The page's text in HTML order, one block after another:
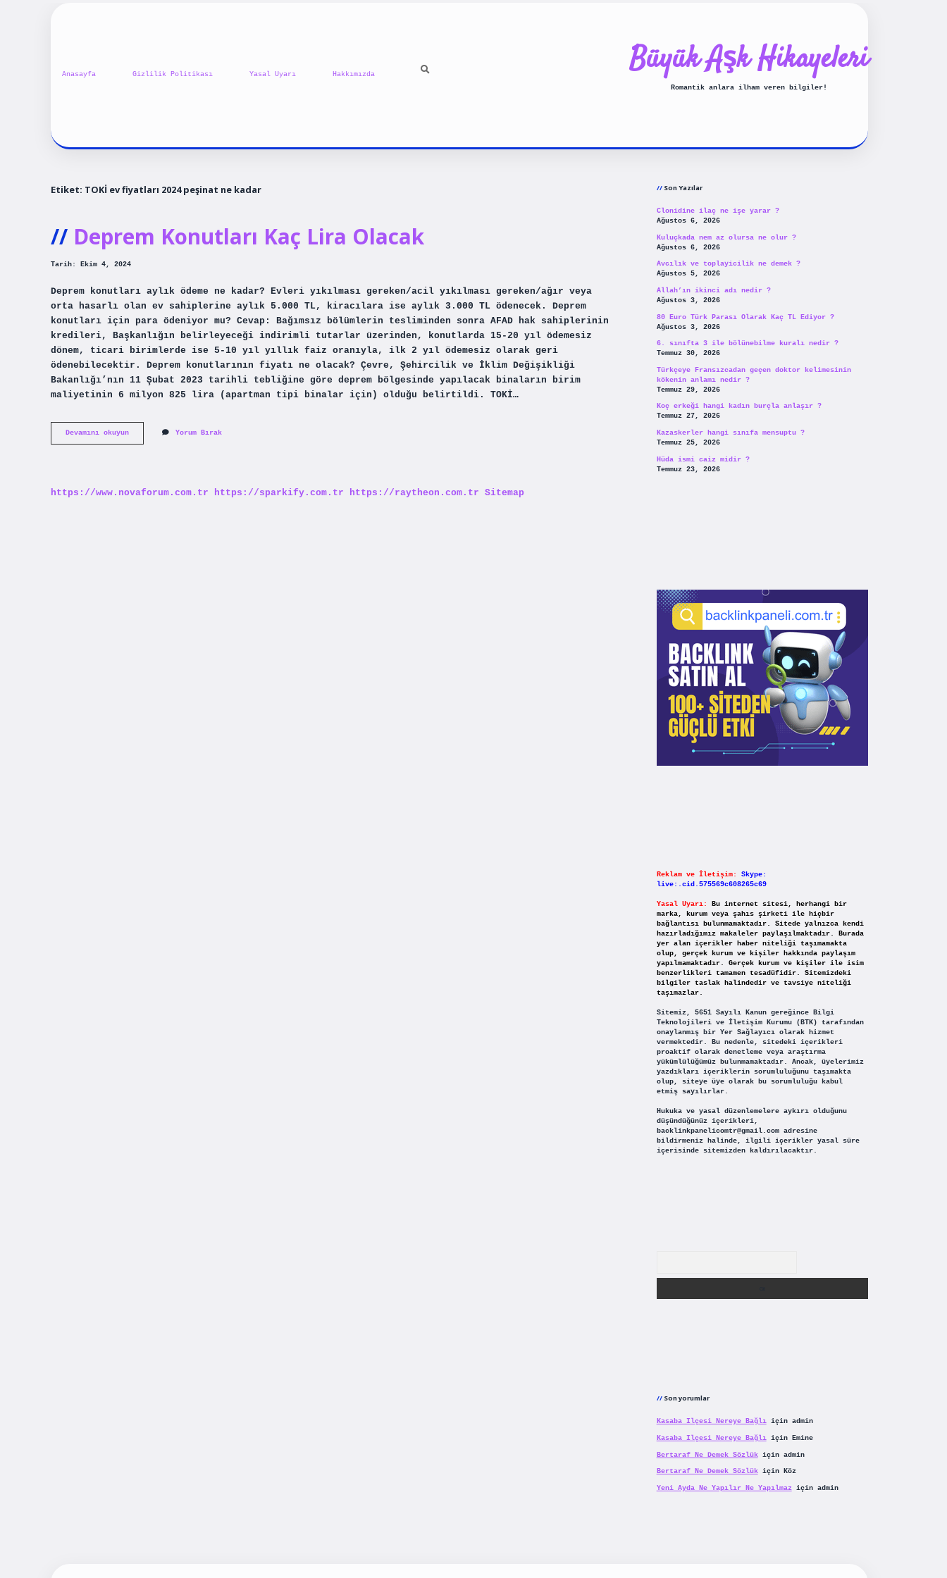
Anasayfa Gizlilik Politikası Yasal Uyarı Hakkımızda Büyük Aşk Hikayeleri
Romantik anlara ilham veren bilgiler!
Etiket: TOKİ ev fiyatları 2024 peşinat ne kadar
Deprem Konutları Kaç Lira Olacak
Tarih: Ekim 4, 2024
Deprem konutları aylık ödeme ne kadar? Evleri yıkılması gereken/acil yıkılması gereken/ağır veya
orta hasarlı olan ev sahiplerine aylık 5.000 TL, kiracılara ise aylık 3.000 TL ödenecek. Deprem
konutları için para ödeniyor mu? Cevap: Bağımsız bölümlerin tesliminden sonra AFAD hak sahiplerinin
kredileri, Başkanlığın belirleyeceği indirimli tutarlar üzerinden, konutlarda 15-20 yıl ödemesiz
dönem, ticari birimlerde ise 5-10 yıl yıllık faiz oranıyla, ilk 2 yıl ödemesiz olarak geri
ödenebilecektir. Deprem konutlarının fiyatı ne olacak? Çevre, Şehircilik ve İklim Değişikliği
Bakanlığı’nın 11 Şubat 2023 tarihli tebliğine göre deprem bölgesinde yapılacak binaların birim
maliyetinin 6 milyon 825 lira (apartman tipi binalar için) olduğu belirtildi. TOKİ…
Devamını okuyunDeprem
Konutları
Yorum Bırak
https://www.novaforum.com.tr https://sparkify.com.tr https://raytheon.com.tr Sitemap
Son Yazılar
Clonidine ilaç ne işe yarar ?
Ağustos 6, 2026
Kuluçkada nem az olursa ne olur ?
Ağustos 6, 2026
Avcılık ve toplayicilik ne demek ?
Ağustos 5, 2026
Allah’ın ikinci adı nedir ?
Ağustos 3, 2026
80 Euro Türk Parası Olarak Kaç TL Ediyor ?
Ağustos 3, 2026
6. sınıfta 3 ile bölünebilme kuralı nedir ?
Temmuz 30, 2026
Türkçeye Fransızcadan geçen doktor kelimesinin
kökenin anlamı nedir ?
Temmuz 29, 2026
Koç erkeği hangi kadın burçla anlaşır ?
Temmuz 27, 2026
Kazaskerler hangi sınıfa mensuptu ?
Temmuz 25, 2026
Hüda ismi caiz midir ?
Temmuz 23, 2026
Reklam ve İletişim:
Skype:
live:.cid.575569c608265c69
Yasal Uyarı:
Bu internet sitesi, herhangi bir
marka, kurum veya şahıs şirketi ile hiçbir
bağlantısı bulunmamaktadır. Sitede yalnızca kendi
hazırladığımız makaleler paylaşılmaktadır. Burada
yer alan içerikler haber niteliği taşımamakta
olup, gerçek kurum ve kişiler hakkında paylaşım
yapılmamaktadır. Gerçek kurum ve kişiler ile isim
benzerlikleri tamamen tesadüfidir. Sitemizdeki
bilgiler taslak halindedir ve tavsiye niteliği
taşımazlar.
Sitemiz, 5651 Sayılı Kanun gereğince Bilgi
Teknolojileri ve İletişim Kurumu (BTK) tarafından
onaylanmış bir Yer Sağlayıcı olarak hizmet
vermektedir. Bu nedenle, sitedeki içerikleri
proaktif olarak denetleme veya araştırma
yükümlülüğümüz bulunmamaktadır. Ancak, üyelerimiz
yazdıkları içeriklerin sorumluluğunu taşımakta
olup, siteye üye olarak bu sorumluluğu kabul
etmiş sayılırlar.
Hukuka ve yasal düzenlemelere aykırı olduğunu
düşündüğünüz içerikleri,
backlinkpanelicomtr@gmail.comadresine
bildirmeniz halinde, ilgili içerikler yasal süre
içerisinde sitemizden kaldırılacaktır.
Son yorumlar
Kasaba Ilçesi Nereye Bağlıiçin admin
Kasaba Ilçesi Nereye Bağlıiçin Emine
Bertaraf Ne Demek Sözlükiçin admin
Bertaraf Ne Demek Sözlükiçin Köz
Yeni Ayda Ne Yapılır Ne Yapılmaziçin admin